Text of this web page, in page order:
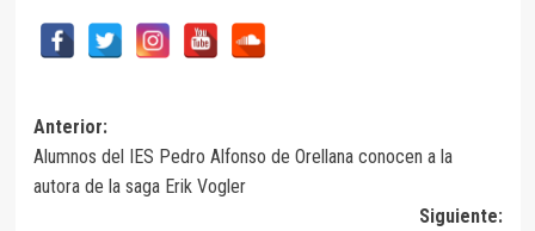
Navegación
de
entradas
Anterior:
Alumnos del IES Pedro Alfonso de Orellana conocen a la
autora de la saga Erik Vogler
Siguiente: